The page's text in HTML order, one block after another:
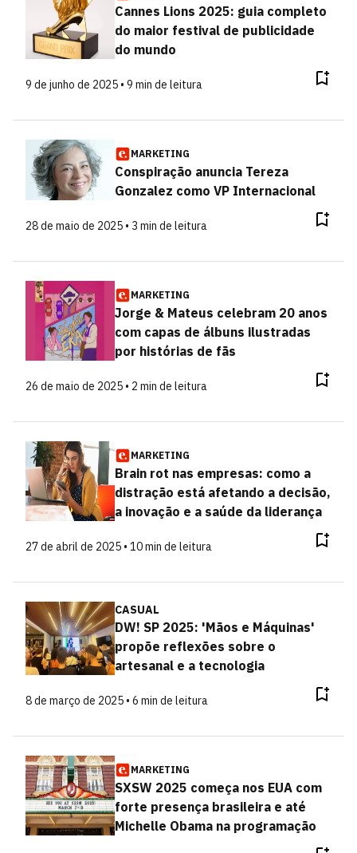
Cannes Lions 2025: guia completo
do maior festival de publicidade
do mundo
9 de junho de 2025 • 9 min de leitura
MARKETING
Conspiração anuncia Tereza
Gonzalez como VP Internacional
28 de maio de 2025 • 3 min de leitura
MARKETING
Jorge & Mateus celebram 20 anos
com capas de álbuns ilustradas
por histórias de fãs
26 de maio de 2025 • 2 min de leitura
MARKETING
Brain rot nas empresas: como a
distração está afetando a decisão,
a inovação e a saúde da liderança
27 de abril de 2025 • 10 min de leitura
CASUAL
DW! SP 2025: 'Mãos e Máquinas'
propõe reflexões sobre o
artesanal e a tecnologia
8 de março de 2025 • 6 min de leitura
MARKETING
SXSW 2025 começa nos EUA com
forte presença brasileira e até
Michelle Obama na programação